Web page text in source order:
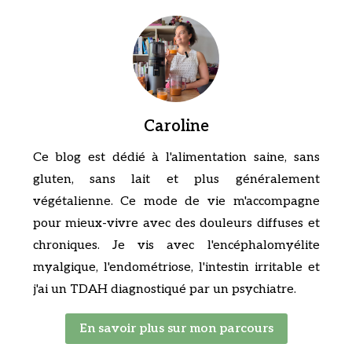
Caroline
Ce blog est dédié à l'alimentation saine, sans
gluten, sans lait et plus généralement
végétalienne. Ce mode de vie m'accompagne
pour mieux-vivre avec des douleurs diffuses et
chroniques. Je vis avec l'encéphalomyélite
myalgique, l'endométriose, l'intestin irritable et
j'ai un TDAH diagnostiqué par un psychiatre.
En savoir plus sur mon parcours